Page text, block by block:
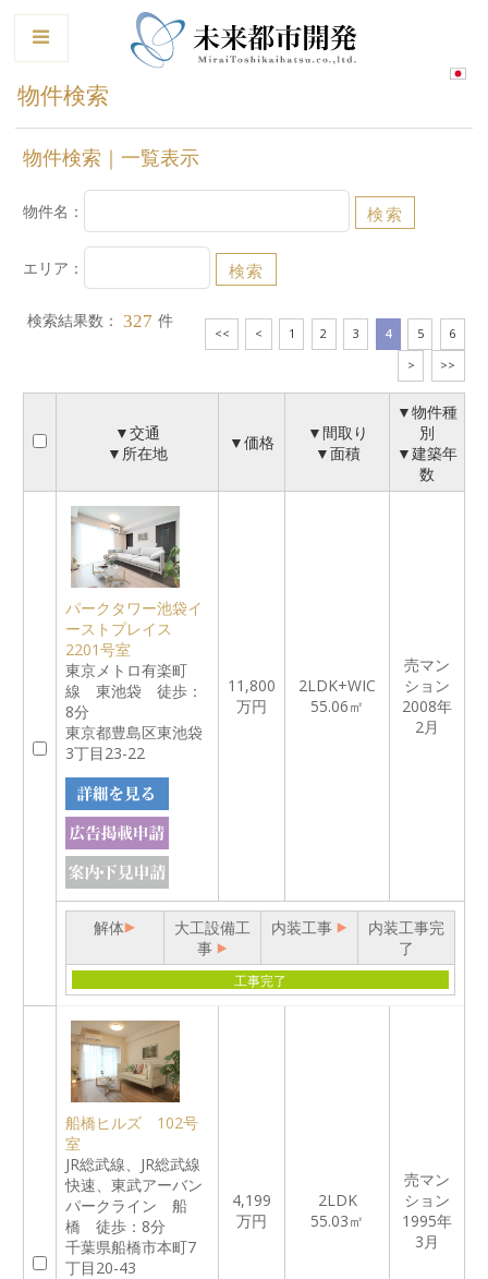
物件検索
物件検索｜一覧表示
物件名：
エリア：
検索結果数： 327 件
<< < 1 2 3 4 5
6
>
>>
▼交通
▼所在地
▼価格
▼間取り
▼面積
▼物件種
別
▼建築年
数
パークタワー池袋イ
ーストプレイス
2201号室
東京メトロ有楽町
線 東池袋 徒歩：
8分
東京都豊島区東池袋
3丁目23-22
11,800
万円
2LDK+WIC
55.06㎡
売マン
ション
2008年
2月
解体
大工設備工
事
内装工事
内装工事完
了
工事完了
船橋ヒルズ 102号
室
JR総武線、JR総武線
快速、東武アーバン
パークライン 船
橋 徒歩：8分
千葉県船橋市本町7
丁目20-43
4,199
万円
2LDK
55.03㎡
売マン
ション
1995年
3月